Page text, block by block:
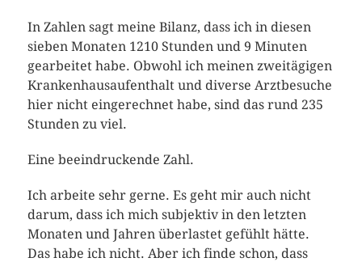
In Zahlen sagt meine Bilanz, dass ich in diesen
sieben Monaten 1210 Stunden und 9 Minuten
gearbeitet habe. Obwohl ich meinen zweitägigen
Krankenhausaufenthalt und diverse Arztbesuche
hier nicht eingerechnet habe, sind das rund 235
Stunden zu viel.
Eine beeindruckende Zahl.
Ich arbeite sehr gerne. Es geht mir auch nicht
darum, dass ich mich subjektiv in den letzten
Monaten und Jahren überlastet gefühlt hätte.
Das habe ich nicht. Aber ich finde schon, dass